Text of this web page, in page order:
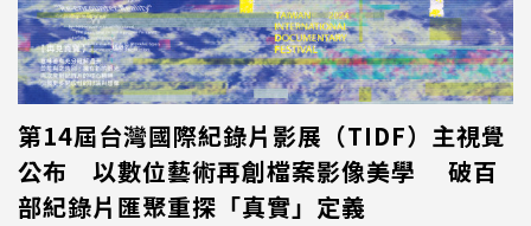
第14屆台灣國際紀錄片影展（TIDF）主視覺
公布 以數位藝術再創檔案影像美學 破百
部紀錄片匯聚重探「真實」定義